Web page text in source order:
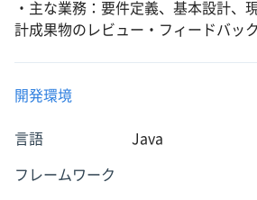
・主な業務：要件定義、基本設計、
計成果物のレビュー・フィードバッ
開発環境
言語 Java
フレームワーク